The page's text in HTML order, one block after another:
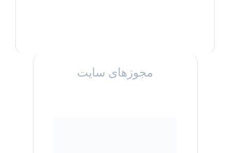
مجوزهای سایت